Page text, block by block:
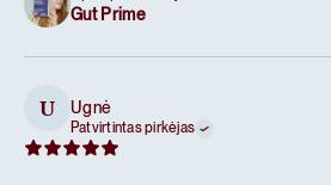
Gut Prime
U Ugnė
Patvirtintas pirkėjas